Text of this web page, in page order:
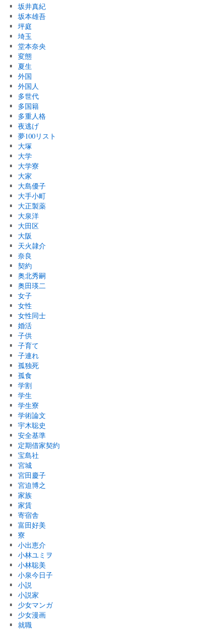
坂井真紀
坂本雄吾
坪庭
埼玉
堂本奈央
変態
夏生
外国
外国人
多世代
多国籍
多重人格
夜逃げ
夢100リスト
大塚
大学
大学寮
大家
大島優子
大手小町
大正製薬
大泉洋
大田区
大阪
天火隷介
奈良
契約
奥北秀嗣
奥田瑛二
女子
女性
女性同士
婚活
子供
子育て
子連れ
孤独死
孤食
学割
学生
学生寮
学術論文
宇木聡史
安全基準
定期借家契約
宝島社
宮城
宮田慶子
宮迫博之
家族
家賃
寄宿舎
富田好美
寮
小出恵介
小林ユミヲ
小林聡美
小泉今日子
小説
小説家
少女マンガ
少女漫画
就職